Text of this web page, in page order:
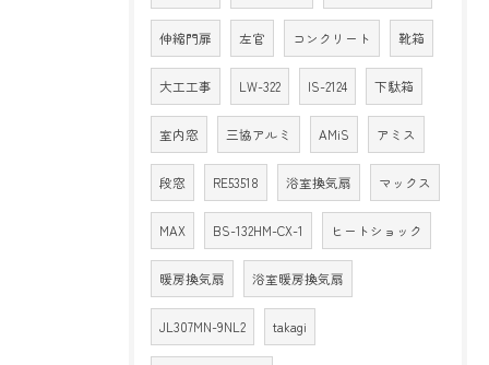
伸縮門扉 左官 コンクリート 靴箱
大工工事 LW-322 IS-2124 下駄箱
室内窓 三協アルミ AMiS アミス
段窓 RE53518 浴室換気扇 マックス
MAX BS-132HM-CX-1 ヒートショック
暖房換気扇 浴室暖房換気扇
JL307MN-9NL2 takagi